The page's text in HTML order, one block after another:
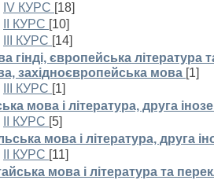
IV КУРС [18]
II КУРС [10]
III КУРС [14]
гінді, європейська література
західноєвропейська мова [1]
III КУРС [1]
мова і література, друга
II КУРС [5]
мова і література, друга
II КУРС [11]
мова і література та